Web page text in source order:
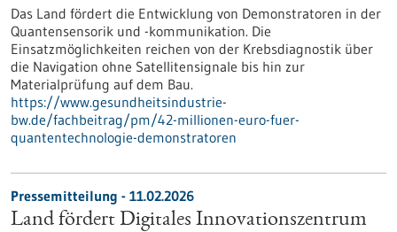
Das Land fördert die Entwicklung von Demonstratoren in der
Quantensensorik und -kommunikation. Die
Einsatzmöglichkeiten reichen von der Krebsdiagnostik über
die Navigation ohne Satellitensignale bis hin zur
Materialprüfung auf dem Bau.
https://www.gesundheitsindustrie-
bw.de/fachbeitrag/pm/42-millionen-euro-fuer-
quantentechnologie-demonstratoren
Pressemitteilung - 11.02.2026
Land fördert Digitales Innovationszentrum